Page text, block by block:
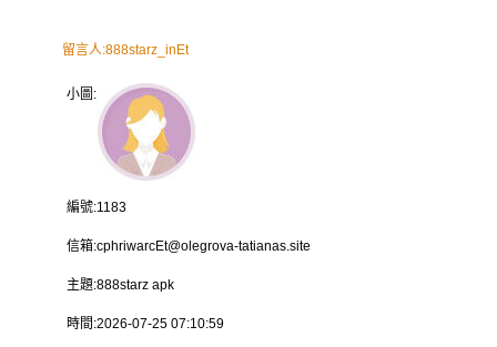
留言人:888starz_inEt
小圖:
編號:1183
信箱:cphriwarcEt@olegrova-tatianas.site
主題:888starz apk
時間:2026-07-25 07:10:59